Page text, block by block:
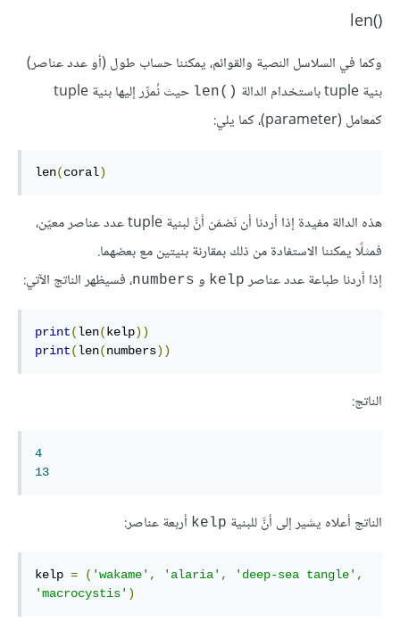
len()‎
وكما في السلاسل النصية والقوائم، يمكننا حساب طول (أو عدد عناصر)
بنية tuple باستخدام الدالة
len()‎
حيث نُمرِّر إليها بنية tuple
كمعامل (parameter)، كما يلي:
len(coral)
هذه الدالة مفيدة إذا أردنا أن نَضمَن أنَّ لبنية tuple عدد عناصر معيّن،
فمثلًا يمكننا الاستفادة من ذلك بمقارنة بنيتين مع بعضهما.
إذا أردنا طباعة عدد عناصر kelp و numbers، فسيظهر الناتج الآتي:
print(len( kelp) )
print(len(numbers) )
الناتج:
4
13
الناتج أعلاه يشير إلى أنَّ للبنية kelp أربعة عناصر:
kelp = ( 'wakame' , 'alaria' , 'deep-sea tangle' ,
'macrocystis' )